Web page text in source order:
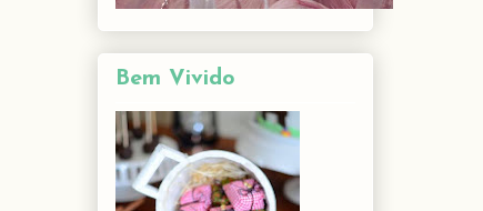
Bem Vivido